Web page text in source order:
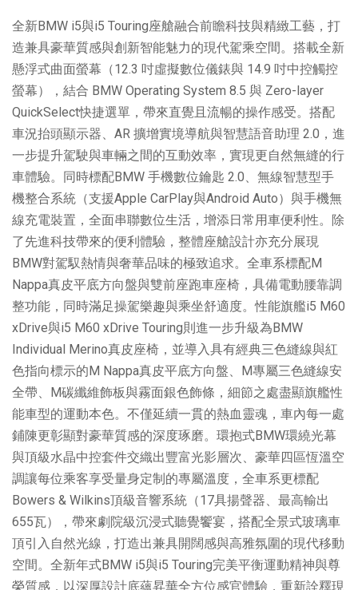
全新BMW i5與i5 Touring座艙融合前瞻科技與精緻工藝，打
造兼具豪華質感與創新智能魅力的現代駕乘空間。搭載全新
懸浮式曲面螢幕（12.3 吋虛擬數位儀錶與 14.9 吋中控觸控
螢幕），結合 BMW Operating System 8.5 與 Zero-layer
QuickSelect快捷選單，帶來直覺且流暢的操作感受。搭配
車況抬頭顯示器、AR 擴增實境導航與智慧語音助理 2.0，進
一步提升駕駛與車輛之間的互動效率，實現更自然無縫的行
車體驗。同時標配BMW 手機數位鑰匙 2.0、無線智慧型手
機整合系統（支援Apple CarPlay與Android Auto）與手機無
線充電裝置，全面串聯數位生活，增添日常用車便利性。除
了先進科技帶來的便利體驗，整體座艙設計亦充分展現
BMW對駕馭熱情與奢華品味的極致追求。全車系標配M
Nappa真皮平底方向盤與雙前座跑車座椅，具備電動腰靠調
整功能，同時滿足操駕樂趣與乘坐舒適度。性能旗艦i5 M60
xDrive與i5 M60 xDrive Touring則進一步升級為BMW
Individual Merino真皮座椅，並導入具有經典三色縫線與紅
色指向標示的M Nappa真皮平底方向盤、M專屬三色縫線安
全帶、M碳纖維飾板與霧面銀色飾條，細節之處盡顯旗艦性
能車型的運動本色。不僅延續一貫的熱血靈魂，車內每一處
鋪陳更彰顯對豪華質感的深度琢磨。環抱式BMW環繞光幕
與頂級水晶中控套件交織出豐富光影層次、豪華四區恆溫空
調讓每位乘客享受量身定制的專屬溫度，全車系更標配
Bowers & Wilkins頂級音響系統（17具揚聲器、最高輸出
655瓦），帶來劇院級沉浸式聽覺饗宴，搭配全景式玻璃車
頂引入自然光線，打造出兼具開闊感與高雅氛圍的現代移動
空間。全新年式BMW i5與i5 Touring完美平衡運動精神與尊
榮質感，以深厚設計底蘊昇華全方位感官體驗，重新詮釋現